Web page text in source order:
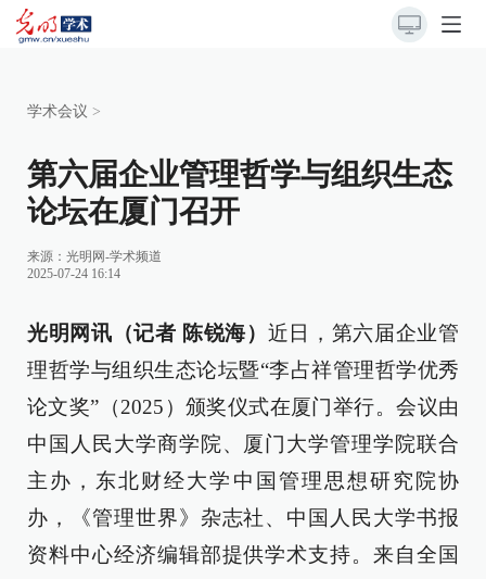
学术会议 >
第六届企业管理哲学与组织生态
论坛在厦门召开
来源： 光明网-学术频道
2025-07-24 16:14
光明网讯（记者 陈锐海） 近日，第六届企业管
理哲学与组织生态论坛暨“李占祥管理哲学优秀
论文奖”（2025）颁奖仪式在厦门举行。会议由
中国人民大学商学院、厦门大学管理学院联合
主办，东北财经大学中国管理思想研究院协
办，《管理世界》杂志社、中国人民大学书报
资料中心经济编辑部提供学术支持。来自全国